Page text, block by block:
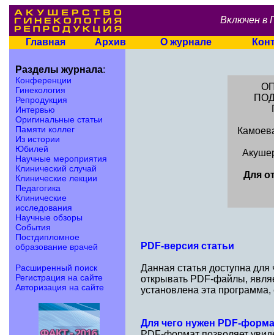
Включен в
Главная Архив О журнале
Разделы журнала:
Конференции
Гинекология
Репродукция
Интервью
Оригинальные статьи
Памяти коллег
Из истории
Юбилей
Научные мероприятия
Клинический случай
Клинические лекции
Педагогика
Клинические
исследования
Научные обзоры
События
Постдипломное
образование врачей
Расширенный поиск
Регистрация на сайте
Авторизация на сайте
Для
PDF-версия статьи
Данная статья доступна
открывать PDF-файлы,
установлена эта
Для чего нужен PDF-